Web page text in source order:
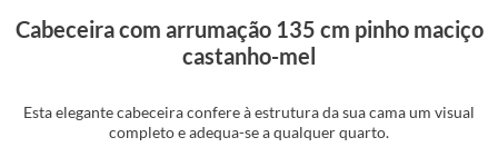
Cabeceira com arrumação 135 cm pinho maciço
castanho-mel
Esta elegante cabeceira confere à estrutura da sua cama um visual
completo e adequa-se a qualquer quarto.